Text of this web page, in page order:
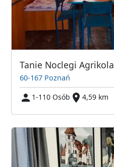
Tanie Noclegi Agrikola
60-167 Poznań
1-110 Osób
4,59 km